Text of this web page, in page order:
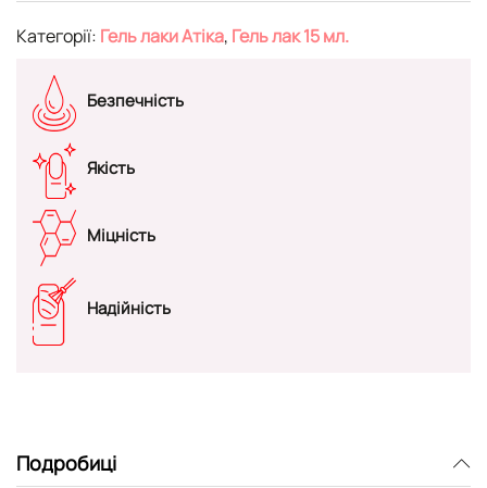
Категорії: Гель лаки Атіка, Гель лак 15 мл.
Безпечність
Якість
Міцність
Надійність
Подробиці